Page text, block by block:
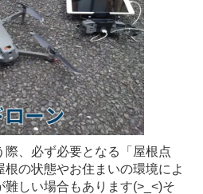
際、必ず必要となる「屋根点
の状態やお住まいの環境によ
難しい場合もあります(>_<)そ